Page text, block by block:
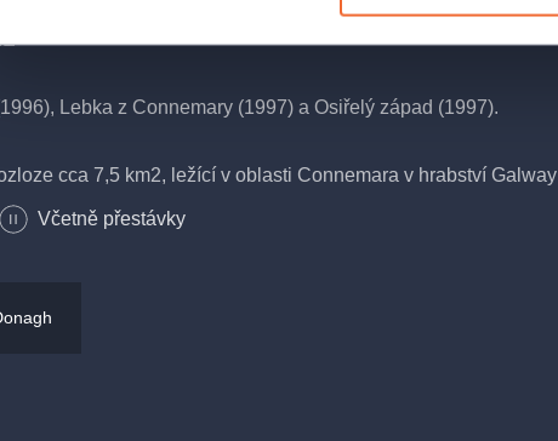
Lebka z Connemary (1997) a Osiřelý západ (1997).
cca 7,5 km2, ležící v oblasti Connemara v hrabství Galway
znalosti těch ostatních a nebudete o nic ochuzeni. Při znalosti
Včetně přestávky